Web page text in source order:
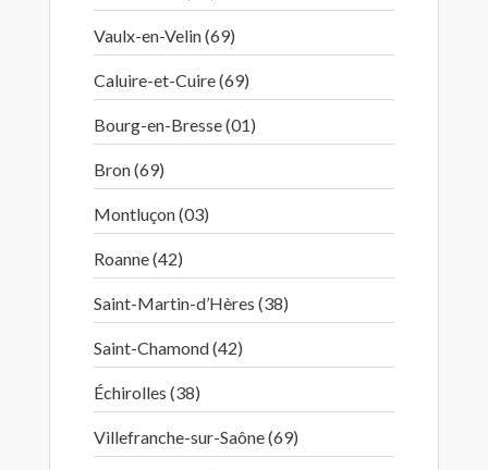
Vaulx-en-Velin (69)
Caluire-et-Cuire (69)
Bourg-en-Bresse (01)
Bron (69)
Montluçon (03)
Roanne (42)
Saint-Martin-d’Hères (38)
Saint-Chamond (42)
Échirolles (38)
Villefranche-sur-Saône (69)